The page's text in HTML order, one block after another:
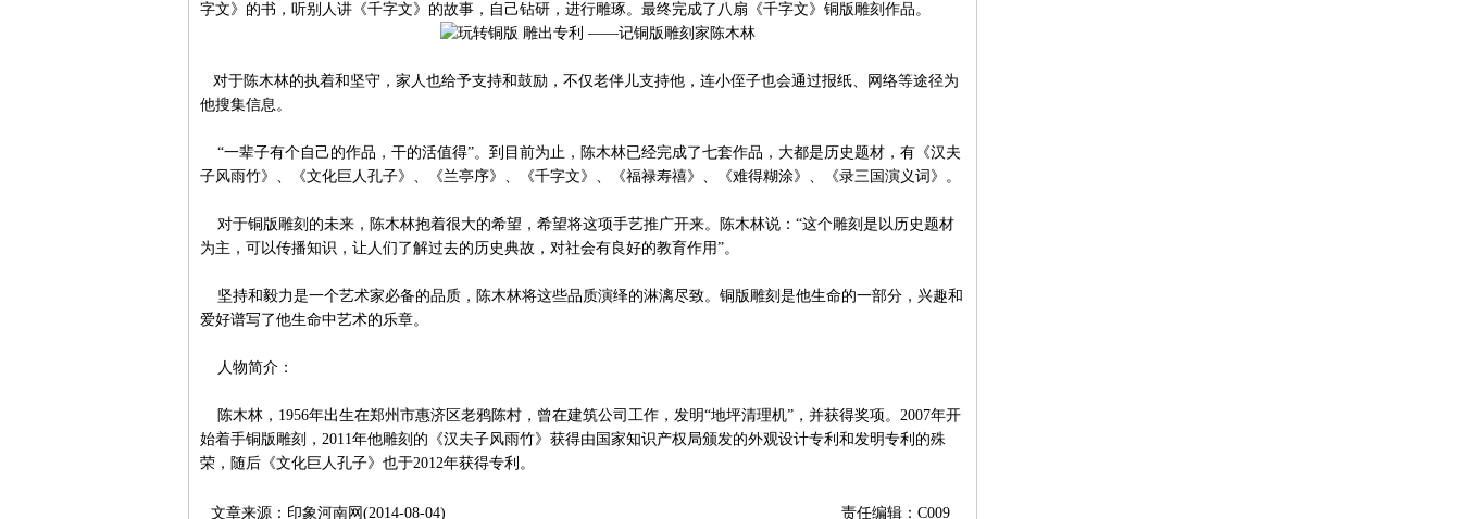
字文》的书，听别人讲《千字文》的故事，自己钻研，进行雕琢。最终完成了八扇《千字文》铜版雕刻作品。
对于陈木林的执着和坚守，家人也给予支持和鼓励，不仅老伴儿支持他，连小侄子也会通过报纸、网络等途径为
他搜集信息。
“一辈子有个自己的作品，干的活值得”。到目前为止，陈木林已经完成了七套作品，大都是历史题材，有《汉夫
子风雨竹》、《文化巨人孔子》、《兰亭序》、《千字文》、《福禄寿禧》、《难得糊涂》、《录三国演义词》。
对于铜版雕刻的未来，陈木林抱着很大的希望，希望将这项手艺推广开来。陈木林说：“这个雕刻是以历史题材
为主，可以传播知识，让人们了解过去的历史典故，对社会有良好的教育作用”。
坚持和毅力是一个艺术家必备的品质，陈木林将这些品质演绎的淋漓尽致。铜版雕刻是他生命的一部分，兴趣和
爱好谱写了他生命中艺术的乐章。
人物简介：
陈木林，1956年出生在郑州市惠济区老鸦陈村，曾在建筑公司工作，发明“地坪清理机”，并获得奖项。2007年开
始着手铜版雕刻，2011年他雕刻的《汉夫子风雨竹》获得由国家知识产权局颁发的外观设计专利和发明专利的殊
荣，随后《文化巨人孔子》也于2012年获得专利。
责任编辑：C009
文章来源：印象河南网(2014-08-04)